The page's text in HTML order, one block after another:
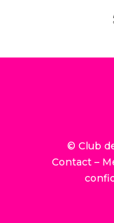
© Club
Contact –